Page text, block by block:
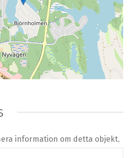
contributors.
information om detta objekt.